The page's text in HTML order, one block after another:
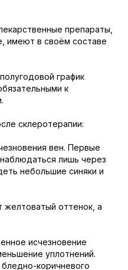
препараты,
имеют в своём составе
график
к
склеротерапии:
вен. Первые
лишь через
небольшие синяки и
оттенок, а
исчезновение
уплотнений.
коричневого